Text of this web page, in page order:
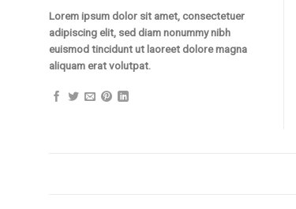
Lorem ipsum dolor sit amet, consectetuer
adipiscing elit, sed diam nonummy nibh
euismod tincidunt ut laoreet dolore magna
aliquam erat volutpat.